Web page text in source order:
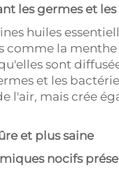
les germes et
huiles
comme la
sont
et les
l'air, mais crée
et plus saine
nocifs